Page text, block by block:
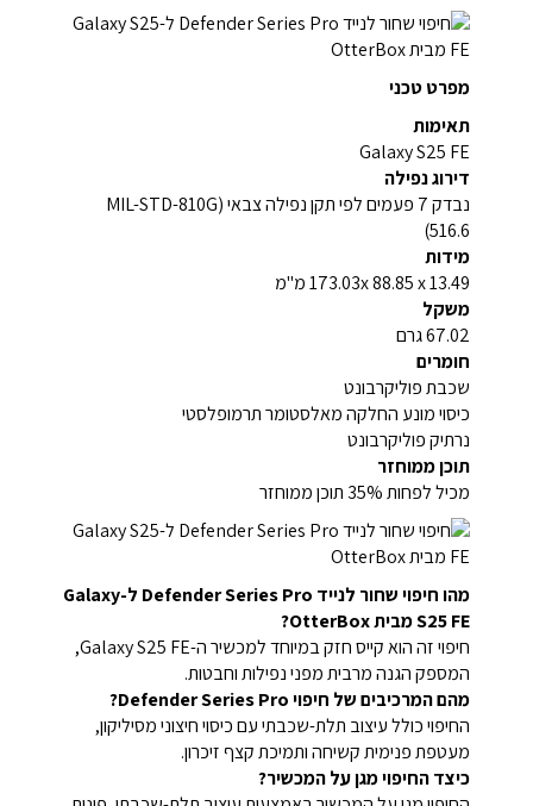
מפרט טכני
תאימות
Galaxy S25 FE
דירוג נפילה
נבדק 7 פעמים לפי תקן נפילה צבאי (MIL-STD-810G
516.6)
מידות
173.03x 88.85 x 13.49 מ"מ
משקל
67.02 גרם
חומרים
שכבת פוליקרבונט
כיסוי מונע החלקה מאלסטומר תרמופלסטי
נרתיק פוליקרבונט
תוכן ממוחזר
מכיל לפחות 35% תוכן ממוחזר
מהו חיפוי שחור לנייד Defender Series Pro ל-Galaxy
S25 FE מבית OtterBox?
חיפוי זה הוא קייס חזק במיוחד למכשיר ה-Galaxy S25 FE,
המספק הגנה מרבית מפני נפילות וחבטות.
מהם המרכיבים של חיפוי Defender Series Pro?
החיפוי כולל עיצוב תלת-שכבתי עם כיסוי חיצוני מסיליקון,
מעטפת פנימית קשיחה ותמיכת קצף זיכרון.
כיצד החיפוי מגן על המכשיר?